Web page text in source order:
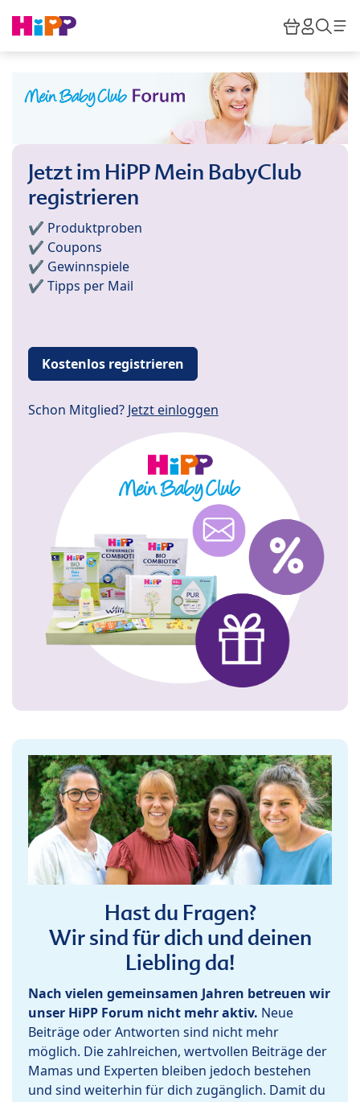
HiPP
Jetzt im HiPP Mein BabyClub
registrieren
✔️ Produktproben
✔️ Coupons
✔️ Gewinnspiele
✔️ Tipps per Mail
Kostenlos registrieren
Schon Mitglied? Jetzt einloggen
Hast du Fragen?
Wir sind für dich und deinen
Liebling da!
Nach vielen gemeinsamen Jahren betreuen wir
unser HiPP Forum nicht mehr aktiv. Neue
Beiträge oder Antworten sind nicht mehr
möglich. Die zahlreichen, wertvollen Beiträge der
Mamas und Experten bleiben jedoch bestehen
und sind weiterhin für dich zugänglich. Damit du